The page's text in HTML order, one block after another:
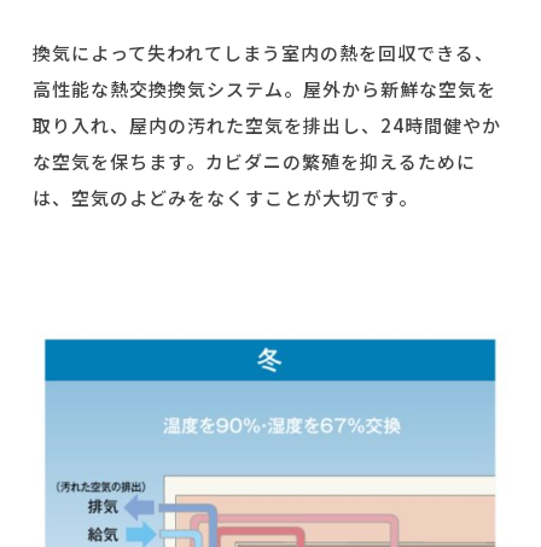
換気によって失われてしまう室内の熱を回収できる、
高性能な熱交換換気システム。屋外から新鮮な空気を
取り入れ、屋内の汚れた空気を排出し、 24時間健やか
な空気を保ちます。カビダニの繁殖を抑えるために
は、空気のよどみをなくすことが大切です。